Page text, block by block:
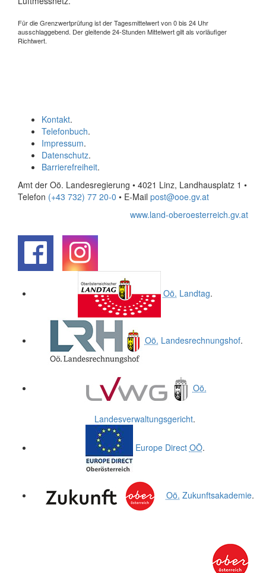
Für die Grenzwertprüfung ist der Tagesmittelwert von 0 bis 24 Uhr
ausschlaggebend. Der gleitende 24-Stunden Mittelwert gilt als vorläufiger
Richtwert.
Kontakt.
Telefonbuch.
Impressum.
Datenschutz.
Barrierefreiheit.
Amt der Oö. Landesregierung • 4021 Linz, Landhausplatz 1 •
Telefon (+43 732) 77 20-0 • E-Mail post@ooe.gv.at
www.land-oberoesterreich.gv.at
Oö. Landtag.
Oö. Landesrechnungshof.
Oö.
Landesverwaltungsgericht.
Europe Direct OÖ.
Oö. Zukunftsakademie.